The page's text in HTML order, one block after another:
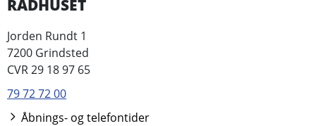
RÅDHUSET
Jorden Rundt 1
7200 Grindsted
CVR 29 18 97 65
79 72 72 00
Åbnings- og telefontider